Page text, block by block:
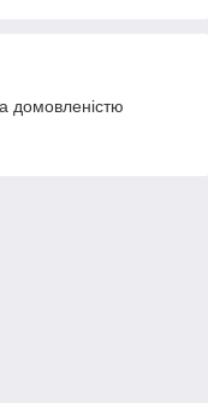
домовленістю